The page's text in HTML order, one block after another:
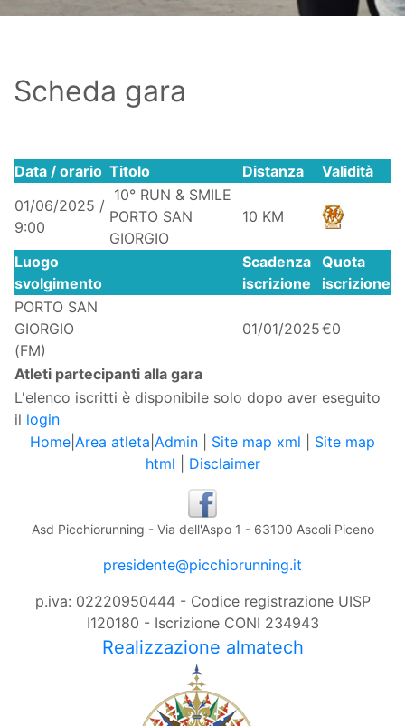
Scheda gara
Data / orario Titolo Distanza
Validità
01/06/2025 /
9:00
10° RUN & SMILE
PORTO SAN
GIORGIO
10 KM
Luogo
svolgimento
Scadenza
iscrizione
Quota
iscrizione
PORTO SAN
GIORGIO
(FM)
01/01/2025€0
Atleti partecipanti alla gara
L'elenco iscritti è disponibile solo dopo aver eseguito
il login
Home Area atleta Admin Site map xml
Site map
html
Disclaimer
Asd Picchiorunning - Via dell'Aspo 1 - 63100 Ascoli Piceno
presidente@picchiorunning.it
p.iva: 02220950444 - Codice registrazione UISP
I120180 - Iscrizione CONI 234943
Realizzazione almatech